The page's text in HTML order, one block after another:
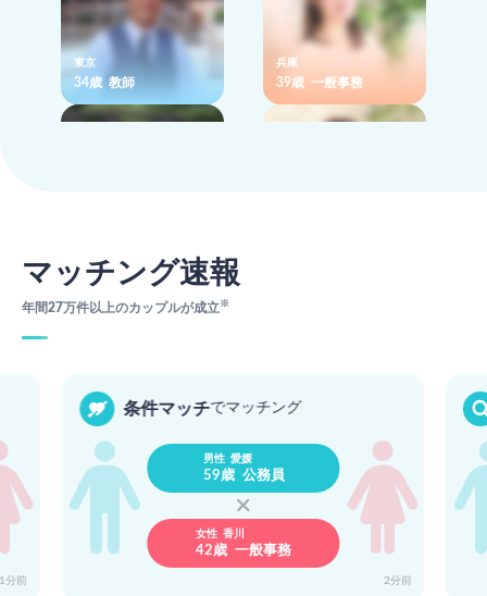
東京
34歳 教師
兵庫
39歳 一般事務
35歳 営業 34歳 デザイナー
大阪 東京
39歳 サービス
マッチング速報
年間27万件以上のカップルが成立※
分前
条件マッチでマッチング
男性 愛媛
59歳 公務員
女性 香川
42歳 一般事務
2分前